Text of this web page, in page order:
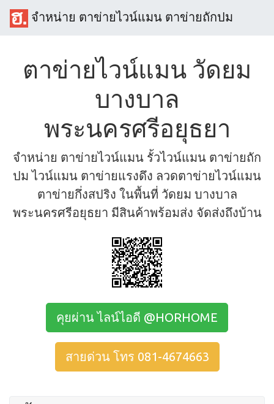
จำหน่าย ตาข่ายไวน์แมน ตาข่ายถักปม
ตาข่ายไวน์แมน วัดยม
บางบาล
พระนครศรีอยุธยา
จำหน่าย ตาข่ายไวน์แมน รั้วไวน์แมน ตาข่ายถัก
ปม ไวน์แมน ตาข่ายแรงดึง ลวดตาข่ายไวน์แมน
ตาข่ายกึ่งสปริง ในพื้นที่ วัดยม บางบาล
พระนครศรีอยุธยา มีสินค้าพร้อมส่ง จัดส่งถึงบ้าน
คุยผ่าน ไลน์ไอดี @HORHOME
สายด่วน โทร 081-4674663